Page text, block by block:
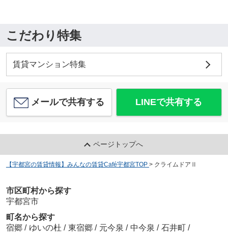
こだわり特集
賃貸マンション特集
メールで共有する LINEで共有する
ページトップへ
【宇都宮の賃貸情報】みんなの賃貸Café宇都宮TOP > クライムドアⅡ
市区町村から探す
宇都宮市
町名から探す
宿郷 / ゆいの杜 / 東宿郷 / 元今泉 / 中今泉 / 石井町 /